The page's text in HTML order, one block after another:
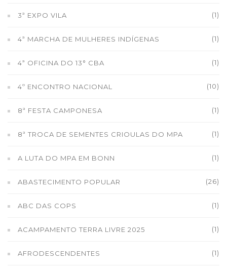
3ª EXPO VILA (1)
4ª MARCHA DE MULHERES INDÍGENAS (1)
4ª OFICINA DO 13° CBA (1)
4º ENCONTRO NACIONAL (10)
8ª FESTA CAMPONESA (1)
8ª TROCA DE SEMENTES CRIOULAS DO MPA (1)
A LUTA DO MPA EM BONN (1)
ABASTECIMENTO POPULAR (26)
ABC DAS COPS (1)
ACAMPAMENTO TERRA LIVRE 2025 (1)
AFRODESCENDENTES (1)